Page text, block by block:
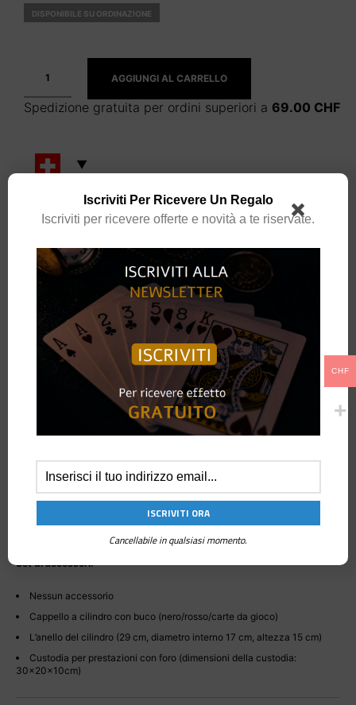
DISPONIBILE SU ORDINAZIONE
AGGIUNGI AL CARRELLO
Spedizione gratuita per ordini superiori a 69.00 CHF
CATEGORIA:ATTREZZATURA
DESCRIZIONE
Un Bastone da Tavolo modernizzato , con nuovissimi design di Junjie Li.
Con un semplice movimento del bastone, è possibile estendere la gamba
e trasformarlo facilmente in un tavolo. Un tavolo perfetto per artisti da
salotto, da palcoscenico e per la manipolazione.
Il bastone può essere smontato in due sezioni, per un facile trasporto.
Elegante
Pratico
Set di accessori:
Nessun accessorio
Cappello a cilindro con buco (nero/rosso/carte da gioco)
L’anello del cilindro (29 cm, diametro interno 17 cm, altezza 15 cm)
Custodia per prestazioni con foro (dimensioni della custodia:
30x20x10cm)
CHF
Iscriviti Per Ricevere Un Regalo
Iscriviti per ricevere offerte e novità a te riservate.
Cancellabile in qualsiasi momento.